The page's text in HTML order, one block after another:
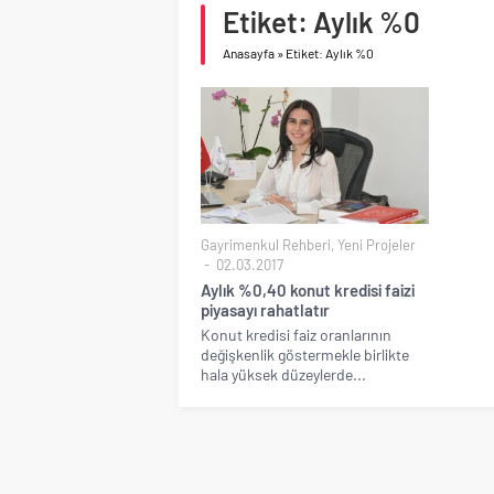
Birleşik Arap
Etiket: Aylık %0
Anasayfa » Etiket: Aylık %0
Gayrimenkul Rehberi, Yeni Projeler
02.03.2017
Aylık %0,40 konut kredisi faizi
piyasayı rahatlatır
Konut kredisi faiz oranlarının
değişkenlik göstermekle birlikte
hala yüksek düzeylerde...